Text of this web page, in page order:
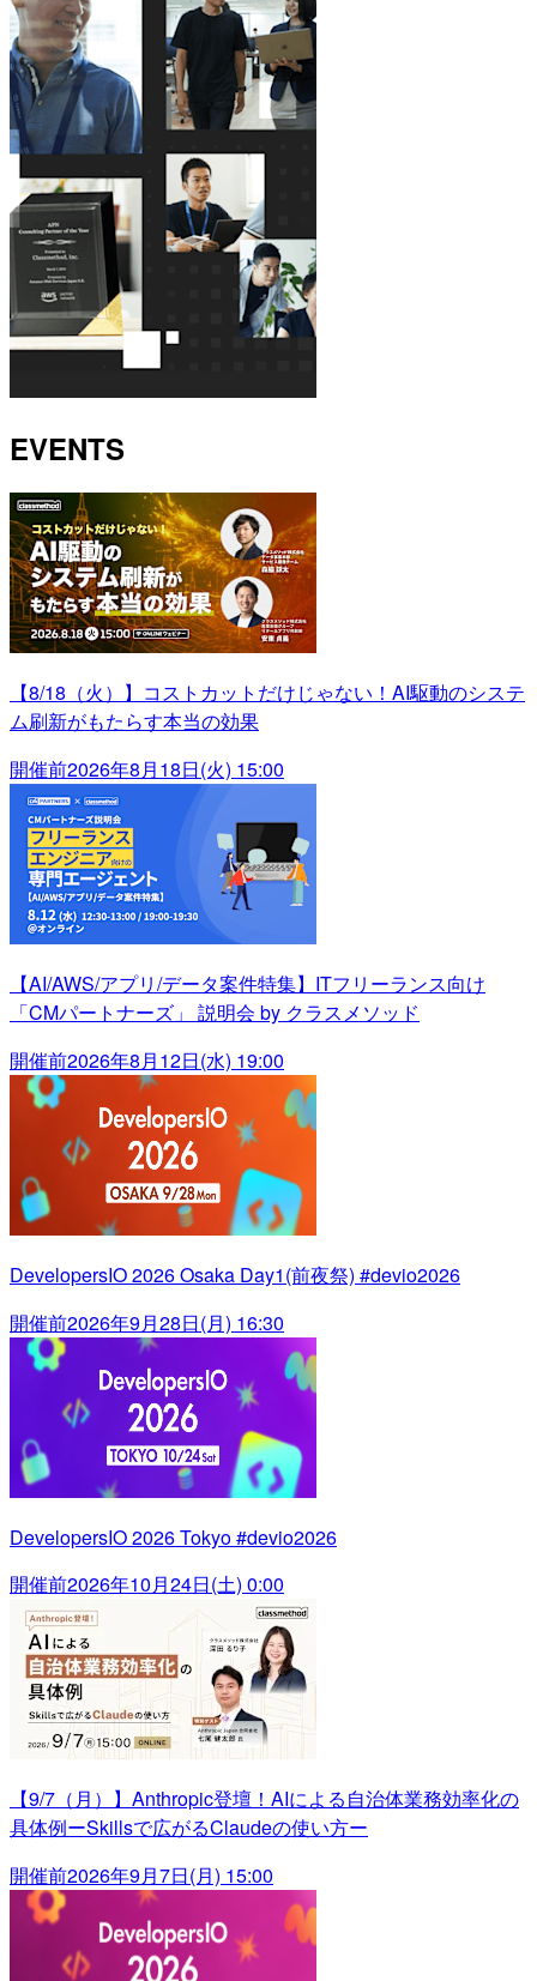
EVENTS
【8/18（火）】コストカットだけじゃない！AI駆動のシステ
ム刷新がもたらす本当の効果
開催前2026年8月18日(火) 15:00
【AI/AWS/アプリ/データ案件特集】ITフリーランス向け
「CMパートナーズ」 説明会 by クラスメソッド
開催前2026年8月12日(水) 19:00
DevelopersIO 2026 Osaka Day1(前夜祭) #devio2026
開催前2026年9月28日(月) 16:30
DevelopersIO 2026 Tokyo #devio2026
開催前2026年10月24日(土) 0:00
【9/7（月）】Anthropic登壇！AIによる自治体業務効率化の
具体例ーSkillsで広がるClaudeの使い方ー
開催前2026年9月7日(月) 15:00